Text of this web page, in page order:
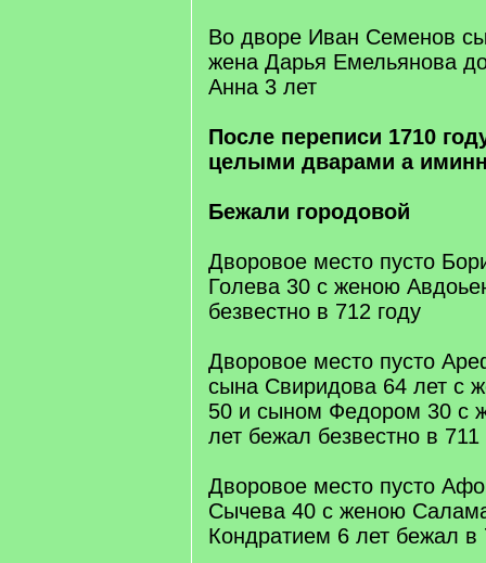
Во дворе Иван Семенов
жена Дарья Емельянова
Анна 3 лет
После переписи 1710
целыми дварами а
Бежали городовой
Дворовое место пусто
Голева 30 с женою
безвестно в 712 году
Дворовое место пусто
сына Свиридова 64 лет с
50 и сыном Федором 30 с
лет бежал безвестно в 711
Дворовое место пусто
Сычева 40 с женою
Кондратием 6 лет бежал в